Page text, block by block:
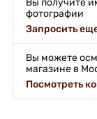
фотографии
Запросить
Вы можете
магазине в
Посмотреть